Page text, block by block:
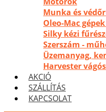
Munka és
Oleo-Mac
Silky kézi
Szerszám -
Üzemanyag,
Harvester
AKCIÓ
SZÁLLÍTÁS
KAPCSOLAT